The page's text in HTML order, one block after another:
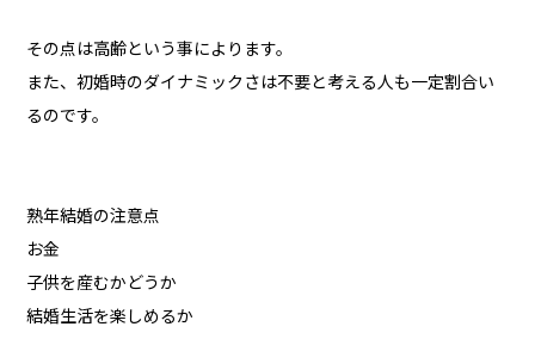
その点は高齢という事によります。
また、初婚時のダイナミックさは不要と考える人も一定割合い
るのです。
熟年結婚の注意点
お金
子供を産むかどうか
結婚生活を楽しめるか